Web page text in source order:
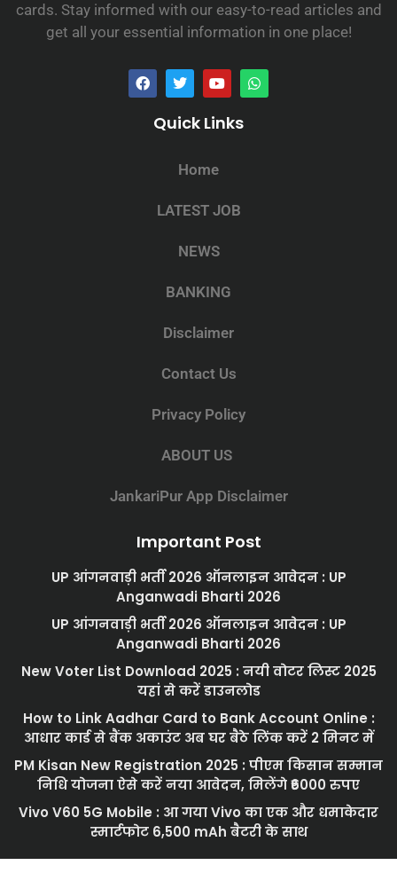
cards. Stay informed with our easy-to-read articles and
get all your essential information in one place!
Quick Links
Home
LATEST JOB
NEWS
BANKING
Disclaimer
Contact Us
Privacy Policy
ABOUT US
JankariPur App Disclaimer
Important Post
UP आंगनवाड़ी भर्ती 2026 ऑनलाइन आवेदन : UP
Anganwadi Bharti 2026
UP आंगनवाड़ी भर्ती 2026 ऑनलाइन आवेदन : UP
Anganwadi Bharti 2026
New Voter List Download 2025 : नयी वोटर लिस्ट 2025
यहां से करें डाउनलोड
How to Link Aadhar Card to Bank Account Online :
आधार कार्ड से बैंक अकाउंट अब घर बैठे लिंक करें 2 मिनट में
PM Kisan New Registration 2025 : पीएम किसान सम्मान
निधि योजना ऐसे करें नया आवेदन, मिलेंगे ₹6000 रुपए
Vivo V60 5G Mobile : आ गया Vivo का एक और धमाकेदार
स्मार्टफोट 6,500 mAh बैटरी के साथ